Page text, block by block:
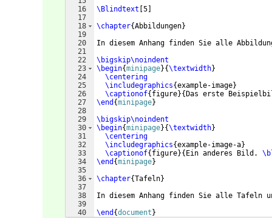
16
17
18
19
20
21
22
23
24
25
26
27
28
29
30
31
32
33
34
35
36
37
38
39
40
\Blindtext 5
\chapter{Abbildungen}
In diesem Anhang finden Sie alle
\bigskip\noindent
\begin{minipage}{\textwidth}
\centering
\includegraphics{example-image}
\captionof{ figure}{ Das erste
\end {minipage}
\bigskip\noindent
\begin{minipage}{\textwidth}
\centering
\includegraphics{example-image-a}
\captionof{ figure}{ Ein anderes Bild.
\end {minipage}
\chapter{Tafeln}
In diesem Anhang finden Sie alle Tafeln
\end {document }